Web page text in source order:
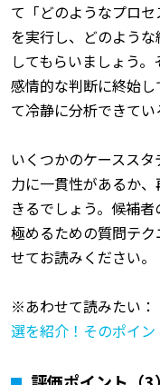
て「どのようなプロ
を実行し、どのよう
してもらいましょう。
感情的な判断に終始
て冷静に分析できてい
いくつかのケースス
力に一貫性があるか
きるでしょう。候補
極めるための質問テ
せてお読みください。
※あわせて読みたい：
選を紹介！そのポイ